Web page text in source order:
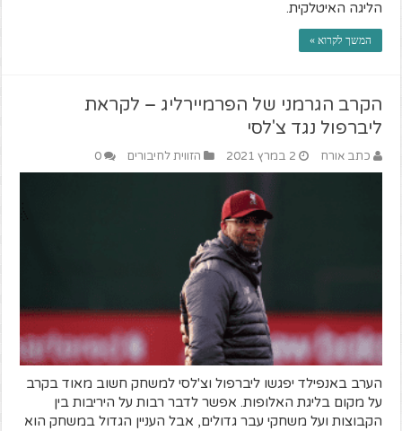
הליגה האיטלקית.
המשך לקרוא »
הקרב הגרמני של הפרמיירליג – לקראת
ליברפול נגד צ'לסי
כתב אורח 2 במרץ 2021 הזווית לחיבורים 0
הערב באנפילד יפגשו ליברפול וצ'לסי למשחק חשוב מאוד בקרב
על מקום בליגת האלופות. אפשר לדבר רבות על היריבות בין
הקבוצות ועל משחקי עבר גדולים, אבל העניין הגדול במשחק הוא